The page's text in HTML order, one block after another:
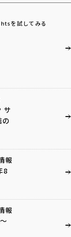
サ
報
8
報